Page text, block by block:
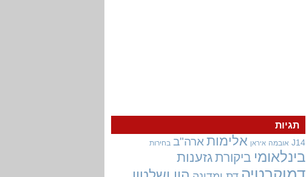
תגיות
J14 אובמה איראן אלימות ארה"ב בחירות
בינלאומי ביקורתגזענות